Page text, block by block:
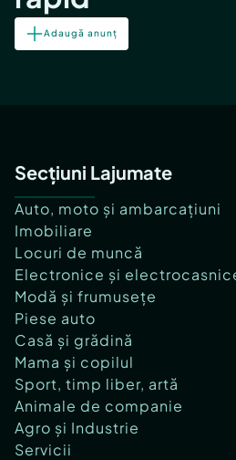
Adaugă anunț
Secțiuni Lajumate
Auto, moto și ambarcațiuni
Imobiliare
Locuri de muncă
Electronice și
Modă și frumusețe
Piese auto
Casă și grădină
Mama și copilul
Sport, timp liber, artă
Animale de companie
Agro și Industrie
Servicii